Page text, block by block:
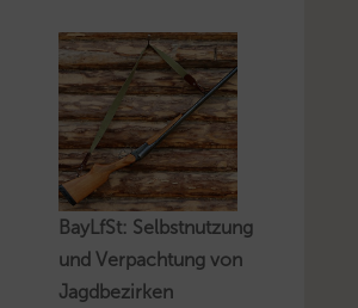
BayLfSt: Selbstnutzung
und Verpachtung von
Jagdbezirken